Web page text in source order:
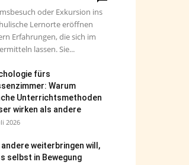
oder Exkursion ins
Lernorte eröffnen
Erfahrungen, die sich im
lassen. Sie...
fürs
Warum
Unterrichtsmethoden
wirken als andere
2026
andere weiterbringen will,
selbst in Bewegung